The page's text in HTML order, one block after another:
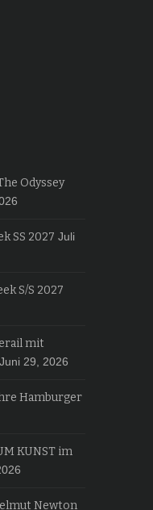
Odyssey
SS 2027 Juli
S/S 2027
mit
Juni 29, 2026
Hamburger
KUNST im
Newton